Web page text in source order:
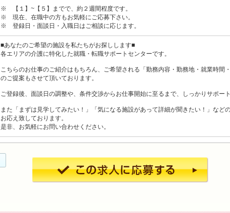
※ 【１】~【５】までで、約２週間程度です。
※ 現在、在職中の方もお気軽にご応募下さい。
※ 登録日・面談日・入職日はご相談に応じます。
■あなたのご希望の施設を私たちがお探しします■
各エリアの介護に特化した就職・転職サポートセンターです。
こちらのお仕事のご紹介はもちろん、ご希望される「勤務内容・勤務地・就業時間
のご提案もさせて頂いております。
ご登録後、面談日の調整や、条件交渉からお仕事開始に至るまで、しっかりサポー
また「まずは見学してみたい！」「気になる施設があって詳細が聞きたい！」など
お応え致しております。
是非、お気軽にお問い合わせください。